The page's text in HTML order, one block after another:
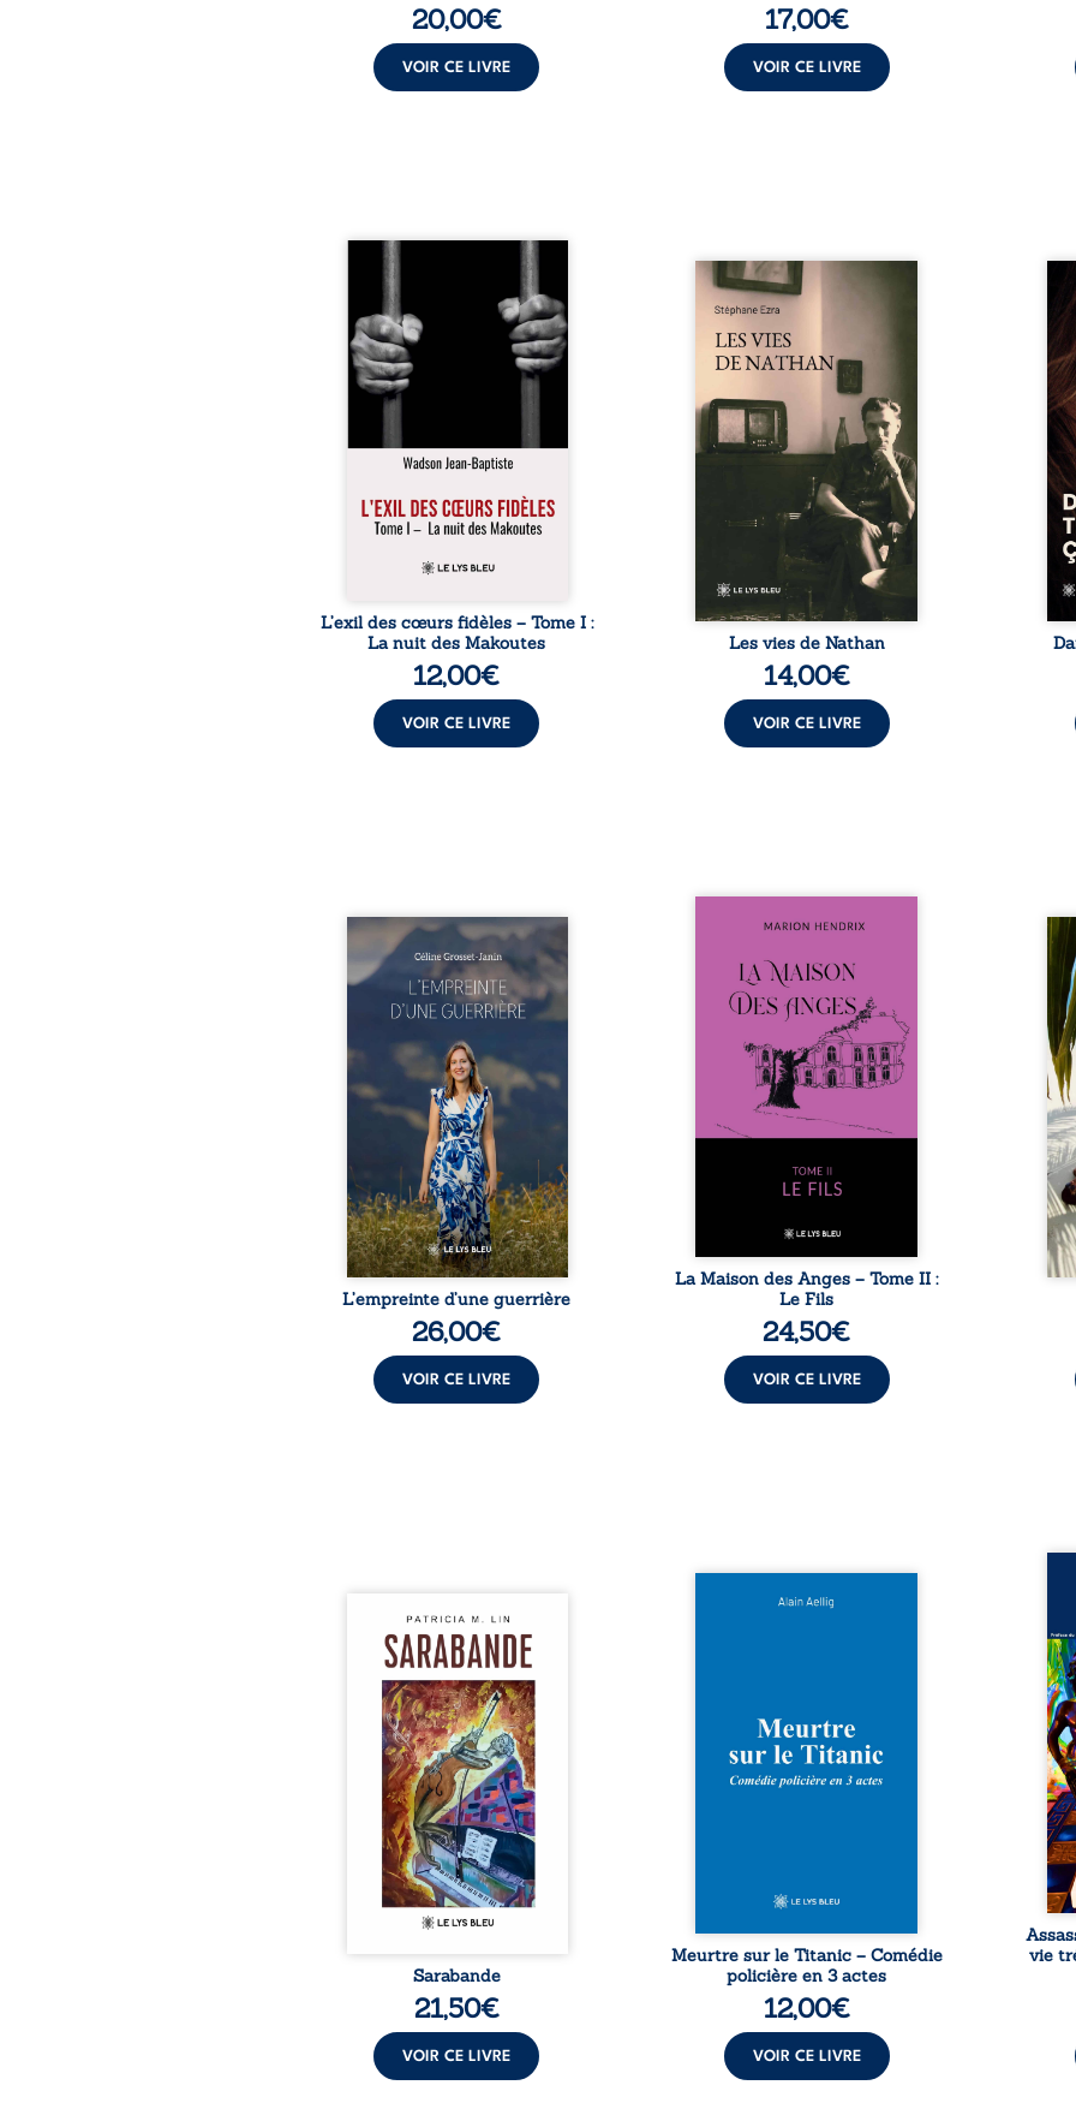
20,00€
VOIR CE LIVRE
17,00€
VOIR CE LIVRE
« Une nuit suffit parfois pour
briser une famille… mais
certaines fidélités traversent
les années. » Haïti, sous la
dictature des Duvalier. La peur
s’étend jusque dans les
villages les plus reculés. À
Bainet, Jean-Joël Joli mène une
existence paisible avec sa
famille. Chef de section
respecté, il refuse pourtant de
fermer les yeux sur l’injustice.
Mais, dans un ...
L’exil des cœurs fidèles – Tome I :
La nuit des Makoutes
12,00€
VOIR CE LIVRE
Les vies de Nathan est un
recueil de poésie né en trois
la première fois, Stéphane Ezra,
médium, a pu communiquer
avec son père, disparu depuis
plus de vingt ans et qu’il n’a
jamais connu. De ce dialogue
par-delà la mort naissent des
poèmes qui retracent une vie
marquée par la Seconde
Guerre mondiale, une identité
juive brisée, la guerre ...
Les vies de Nathan
14,00€
VOIR CE LIVRE
À
ce
Que reste-t-il de l’enfance
lorsque la maladie impose ses
propres règles ? L’empreinte
d’une guerrière livre, sans
détour, le récit d’un quotidien
bouleversé par la maladie
chronique, l’errance médicale
et de longues hospitalisations.
L’auteure y raconte ce que les
dossiers médicaux taisent : la
peur, l’isolement, l’épuisement
et le sentiment de ne pas ...
L’empreinte d’une guerrière
26,00€
VOIR CE LIVRE
Nous sommes en 1979, soit 15
patriarche Anatole-Eustache.
La famille devra affronter non
seulement un inconnu qui rôde
autour du domaine et dont
Firmin, le fidèle majordome,
redoute les visites, le passé
encombrant d’Anatole-
Eustache, la malédiction
familiale, mais aussi la toute-
puissance de Gauthier. Mais
comment dompter cet enfant
avant qu’il ...
La Maison des Anges – Tome II :
Le Fils
24,50€
VOIR CE LIVRE
Au
eux,
Aux chants crépitants de l’été,
Sous le silence ouaté de la
neige en hiver, Au cours de
nuits pâles, Dans la clarté
bienveillante de la lune, Rêves,
pensées, révoltes et espoirs…
Des mots s’assemblent, colorés,
rebelles aux règles de la
poésie, mais chantant en
rythme. Ils forment une
sarabande, passionnée souvent,
Sarabande
21,50€
VOIR CE LIVRE
Et si le naufrage n’avait pas
les profondeurs de l’Atlantique.
Sept décennies plus tard, la
découverte de l’épave fait
resurgir un secret que l’on
Meurtre sur le Titanic – Comédie
policière en 3 actes
12,00€
VOIR CE LIVRE
La
de
qui
vie